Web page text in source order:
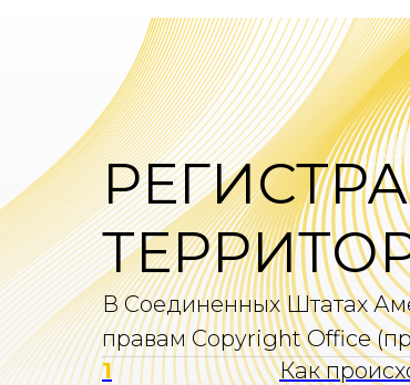
В Соединенных Штатах
правам Copyright Office
1
Как